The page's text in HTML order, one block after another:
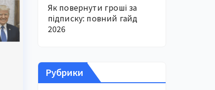
Як повернути гроші за
підписку: повний гайд
2026
Рубрики